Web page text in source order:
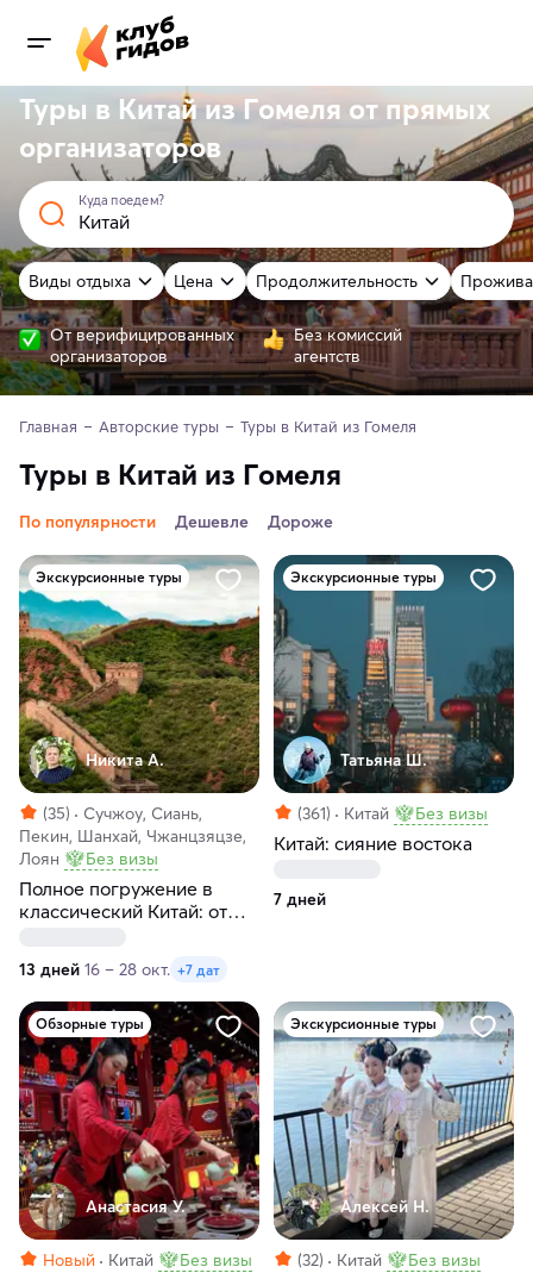
Туры в Китай из Гомеля от прямых
организаторов
Куда поедем?
Виды отдыха Цена Продолжительность
От верифицированных
организаторов
Без комиссий
агентств
Главная Авторские туры Туры в Китай из Гомеля
Туры в Китай из Гомеля
По популярности Дешевле Дороже
Экскурсионные туры
Никита А.
(35)
Сучжоу, Сиань,
Пекин, Шанхай, Чжанцзяцзе,
Лоян
Без визы
Полное погружение в
классический Китай: от
13 дней 16 – 28 окт. +7 дат
Экскурсионные туры
Татьяна Ш.
(361) Китай Без визы
Китай: сияние востока
7 дней
Обзорные туры
Анастасия У.
Новый Китай Без визы
Экскурсионные туры
Алексей Н.
(32) Китай Без визы